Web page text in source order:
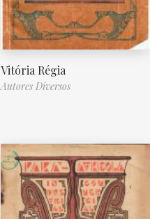
Vitória Régia
Autores Diversos